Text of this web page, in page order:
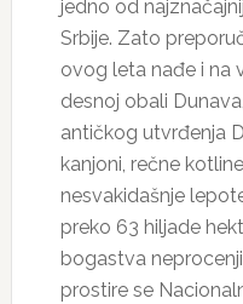
jedno od
Srbije. Zato
ovog leta nađe i na
desnoj obali
antičkog utvrđenja
kanjoni, rečne
nesvakidašnje
preko 63 hiljade
bogastva
prostire se